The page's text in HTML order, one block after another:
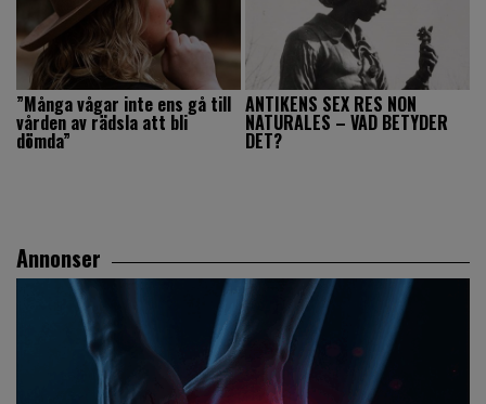
”Många vågar inte ens gå till
vården av rädsla att bli
dömda”
ANTIKENS SEX RES NON
NATURALES – VAD BETYDER
DET?
Annonser